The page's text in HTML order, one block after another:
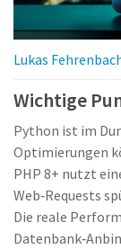
Lukas
Wichtige
Python ist im
Optimierungen
PHP 8+ nutzt
Web‑Requests
Die reale